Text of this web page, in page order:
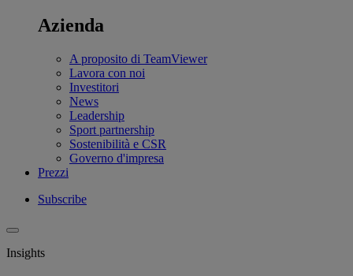
Azienda
A proposito di TeamViewer
Lavora con noi
Investitori
News
Leadership
Sport partnership
Sostenibilità e CSR
Governo d'impresa
Prezzi
Subscribe
Insights